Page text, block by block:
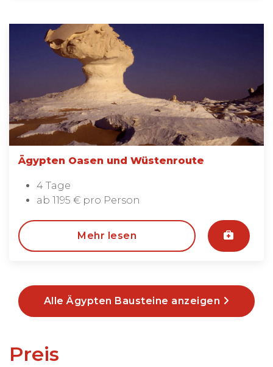
Ägypten Oasen und Wüstenroute
4 Tage
ab 1195 € pro Person
Mehr lesen
Alle Ägypten Bausteine anzeigen
Preis